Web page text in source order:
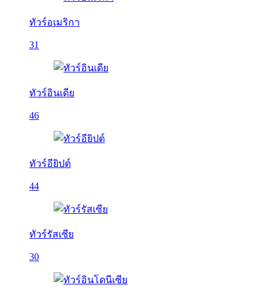
ทัวร์อเมริกา
31
ทัวร์อินเดีย
46
ทัวร์อียิปต์
44
ทัวร์รัสเซีย
30